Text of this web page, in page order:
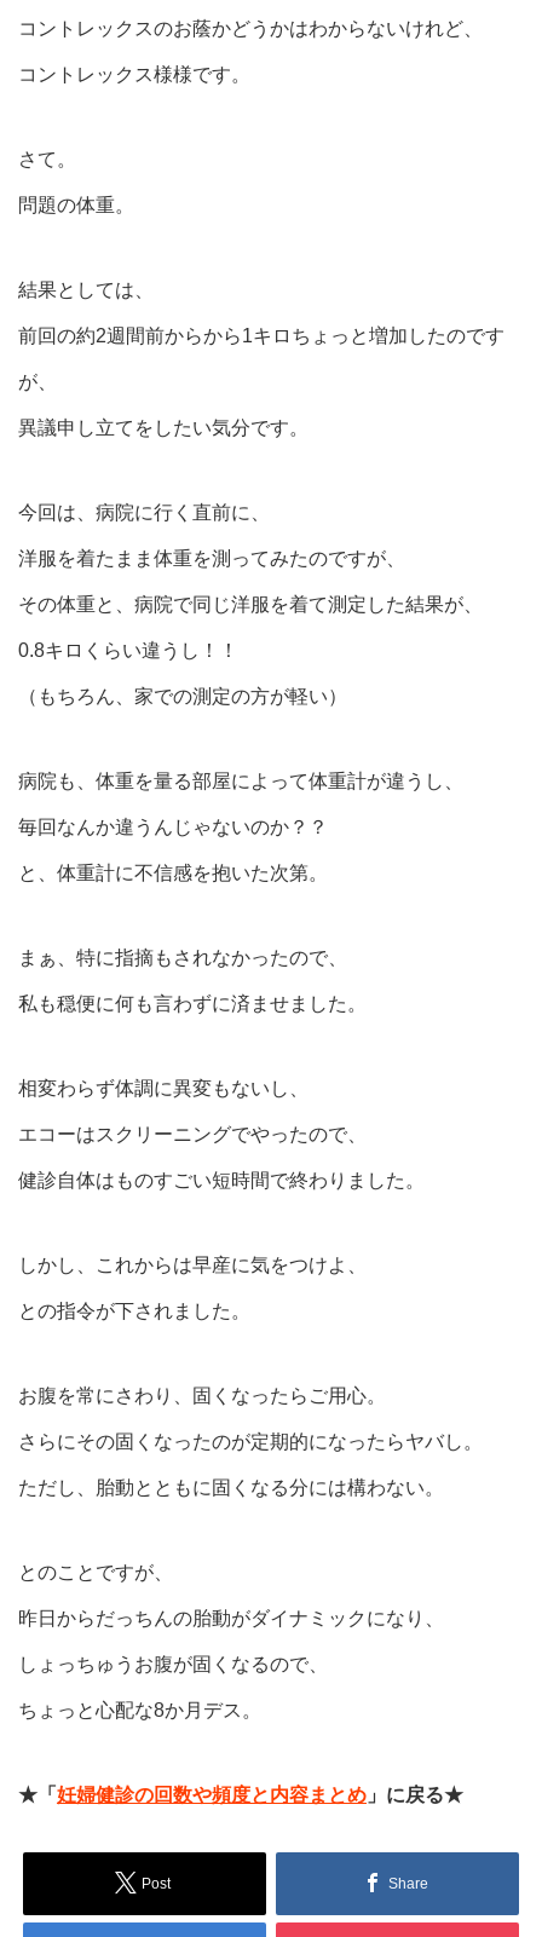
コントレックスのお蔭かどうかはわからないけれど、
コントレックス様様です。
さて。
問題の体重。
結果としては、
前回の約2週間前からから1キロちょっと増加したのです
が、
異議申し立てをしたい気分です。
今回は、病院に行く直前に、
洋服を着たまま体重を測ってみたのですが、
その体重と、病院で同じ洋服を着て測定した結果が、
0.8キロくらい違うし！！
（もちろん、家での測定の方が軽い）
病院も、体重を量る部屋によって体重計が違うし、
毎回なんか違うんじゃないのか？？
と、体重計に不信感を抱いた次第。
まぁ、特に指摘もされなかったので、
私も穏便に何も言わずに済ませました。
相変わらず体調に異変もないし、
エコーはスクリーニングでやったので、
健診自体はものすごい短時間で終わりました。
しかし、これからは早産に気をつけよ、
との指令が下されました。
お腹を常にさわり、固くなったらご用心。
さらにその固くなったのが定期的になったらヤバし。
ただし、胎動とともに固くなる分には構わない。
とのことですが、
昨日からだっちんの胎動がダイナミックになり、
しょっちゅうお腹が固くなるので、
ちょっと心配な8か月デス。
★「 妊婦健診の回数や頻度と内容まとめ 」に戻る★
Post Share